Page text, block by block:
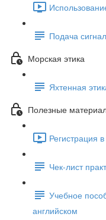
Подача
Морская этика
Яхтенная
Полезные
Регистрация
Чек-лист
Учебное
английском